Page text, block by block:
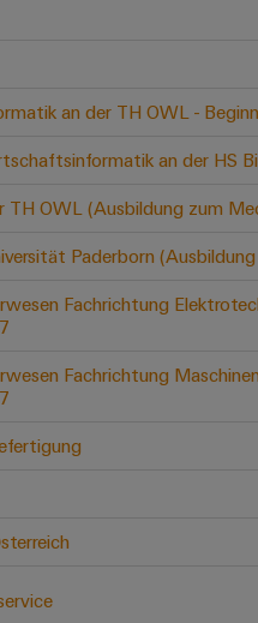
an der TH OWL -
an der HS
TH OWL (Ausbildung zum
Paderborn
Fachrichtung
Fachrichtung